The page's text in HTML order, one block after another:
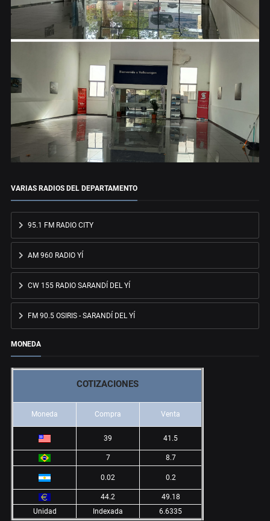
VARIAS RADIOS DEL DEPARTAMENTO
95.1 FM RADIO CITY
AM 960 RADIO YÍ
CW 155 RADIO SARANDÍ DEL YÍ
FM 90.5 OSIRIS - SARANDÍ DEL YÍ
MONEDA
COTIZACIONES
Moneda Compra Venta
39 41.5
7 8.7
0.02 0.2
44.2
49.18
Unidad
Indexada 6.6335